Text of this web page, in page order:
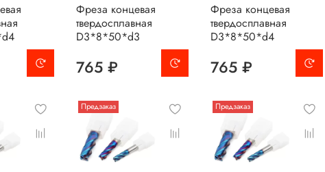
Фреза концевая
твердосплавная
D3*8*50*d3
765 ₽
Фреза концевая
твердосплавная
D3*8*50*d4
765 ₽
Предзаказ Предзаказ